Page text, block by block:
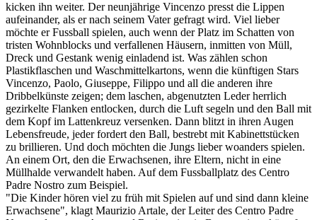
kicken ihn weiter. Der neunjährige Vincenzo presst die Lippen
aufeinander, als er nach seinem Vater gefragt wird. Viel lieber
möchte er Fussball spielen, auch wenn der Platz im Schatten von
tristen Wohnblocks und verfallenen Häusern, inmitten von Müll,
Dreck und Gestank wenig einladend ist. Was zählen schon
Plastikflaschen und Waschmittelkartons, wenn die künftigen Stars
Vincenzo, Paolo, Giuseppe, Filippo und all die anderen ihre
Dribbelkünste zeigen; dem laschen, abgenutzten Leder herrlich
gezirkelte Flanken entlocken, durch die Luft segeln und den Ball mit
dem Kopf im Lattenkreuz versenken. Dann blitzt in ihren Augen
Lebensfreude, jeder fordert den Ball, bestrebt mit Kabinettstücken
zu brillieren. Und doch möchten die Jungs lieber woanders spielen.
An einem Ort, den die Erwachsenen, ihre Eltern, nicht in eine
Müllhalde verwandelt haben. Auf dem Fussballplatz des Centro
Padre Nostro zum Beispiel.
"Die Kinder hören viel zu früh mit Spielen auf und sind dann kleine
Erwachsene", klagt Maurizio Artale, der Leiter des Centro Padre